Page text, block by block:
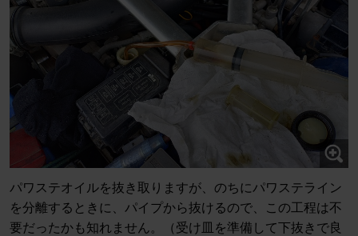
パワステオイルを抜き取りますが、のちにパワステライン
を分離するときに、パイプから抜けるので、この工程は不
要だったかも知れません。（受け皿を準備して下抜きで良